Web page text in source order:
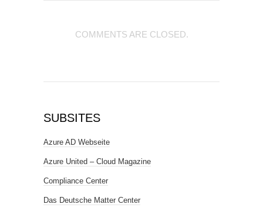
COMMENTS ARE CLOSED.
SUBSITES
Azure AD Webseite
Azure United – Cloud Magazine
Compliance Center
Das Deutsche Matter Center